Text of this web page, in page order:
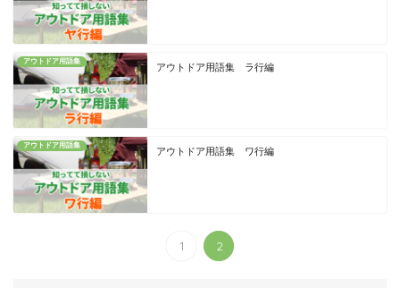
アウトドア用語集
アウトドア用語集 ラ行編
アウトドア用語集
アウトドア用語集 ワ行編
1 2